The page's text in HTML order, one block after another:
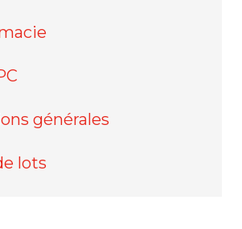
générales
lots